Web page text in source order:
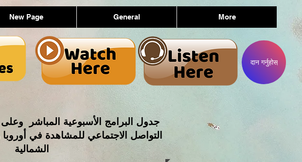
New Page General More
दान गर्नुहोस्
جدول البرامج الأسبوعية المباشر
التواصل الاجتماعي للمشاهدة في
الشمالية